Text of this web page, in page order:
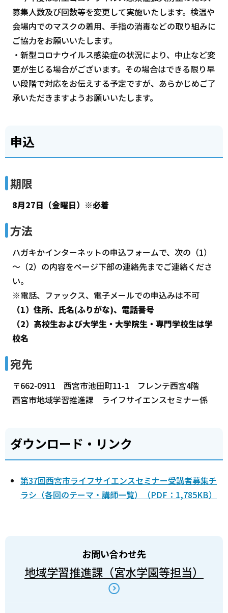
募集人数及び回数等を変更して実施いたします。検温や
会場内でのマスクの着用、手指の消毒などの取り組みに
ご協力をお願いいたします。
・新型コロナウイルス感染症の状況により、中止など変
更が生じる場合がございます。その場合はできる限り早
い段階で対応をお伝えする予定ですが、あらかじめご了
承いただきますようお願いいたします。
申込
期限
8月27日（金曜日）※必着
方法
ハガキかインターネットの申込フォームで、次の（1）
～（2）の内容をページ下部の連絡先までご連絡くださ
い。
※電話、ファックス、電子メールでの申込みは不可
（1）住所、氏名(ふりがな)、電話番号
（2）高校生および大学生・大学院生・専門学校生は学
校名
宛先
〒662-0911 西宮市池田町11-1 フレンテ西宮4階
西宮市地域学習推進課 ライフサイエンスセミナー係
ダウンロード・リンク
第37回西宮市ライフサイエンスセミナー受講者募集チ
ラシ（各回のテーマ・講師一覧）（PDF：1,785KB）
お問い合わせ先
地域学習推進課（宮水学園等担当）